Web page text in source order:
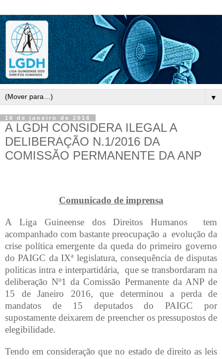
▼
16 de janeiro de 2016
A LGDH CONSIDERA ILEGAL A
DELIBERAÇÃO N.1/2016 DA
COMISSÃO PERMANENTE DA ANP
Comunicado de imprensa
A Liga Guineense dos Direitos Humanos
tem
acompanhado com bastante preocupação a evolução da
crise política emergente da queda do primeiro governo
do PAIGC da IXª legislatura, consequência de disputas
politicas intra e interpartidária, que se transbordaram na
deliberação Nº1 da Comissão Permanente da ANP de
15 de Janeiro 2016, que determinou a perda de
mandatos de 15 deputados do PAIGC por
supostamente deixarem de preencher os pressupostos de
elegibilidade.
Tendo em consideração que no estado de direito as leis